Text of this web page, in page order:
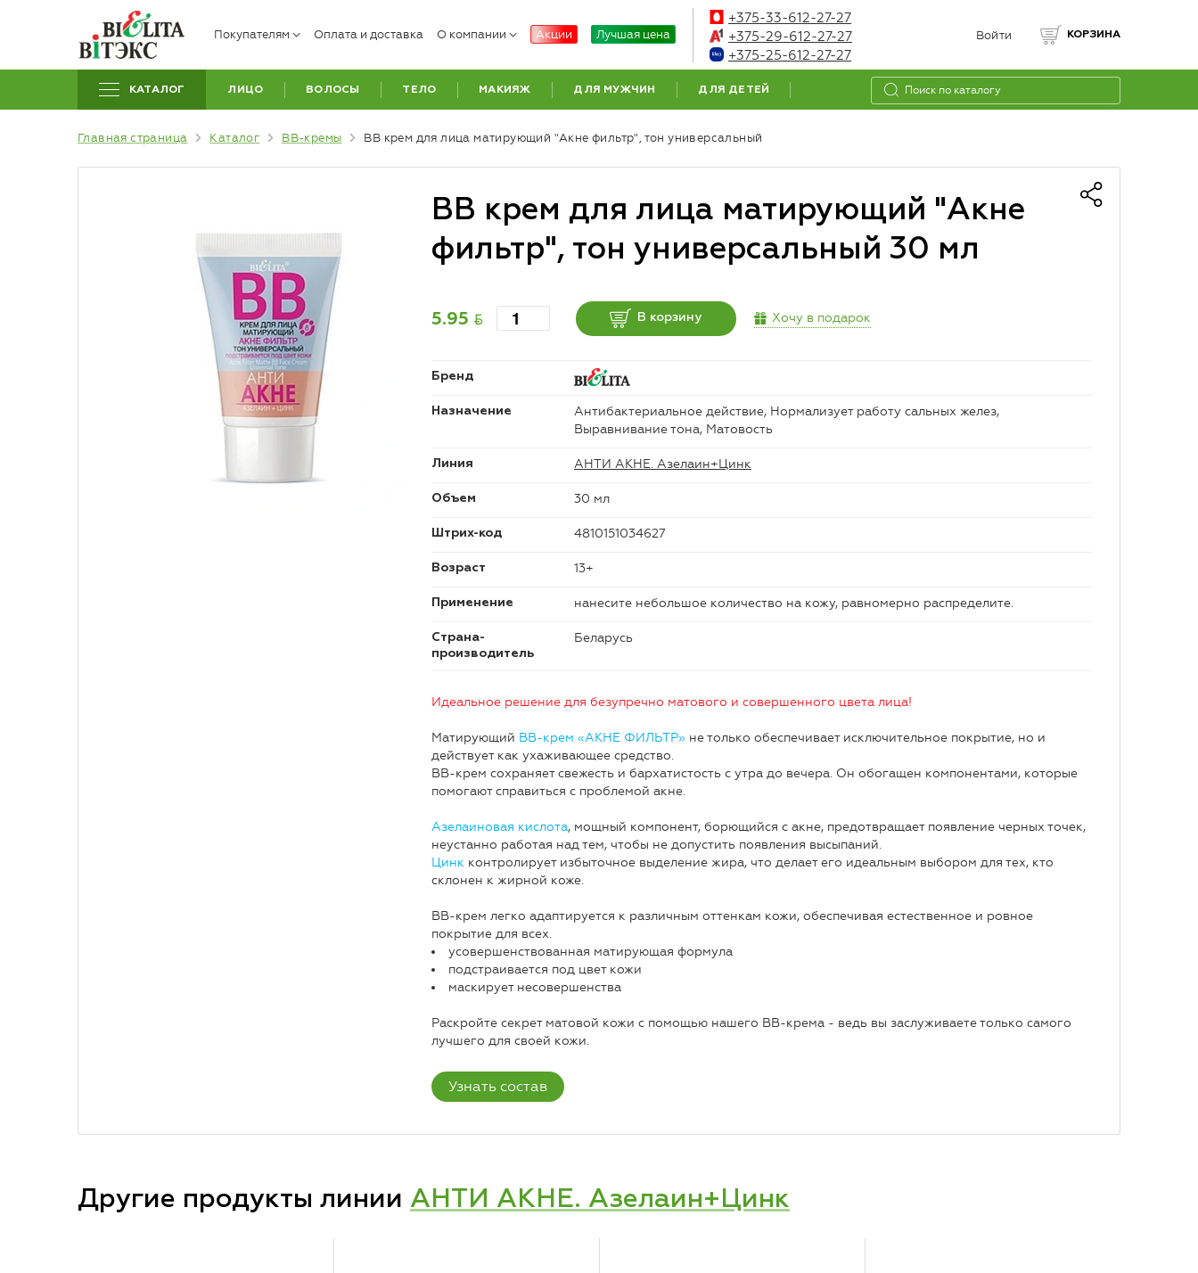
Покупателям Оплата и доставка О компании Акции Лучшая цена
+375-33-612-27-27
+375-29-612-27-27
+375-25-612-27-27
Войти КОРЗИНА
КАТАЛОГ ЛИЦО ВОЛОСЫ ТЕЛО МАКИЯЖ ДЛЯ МУЖЧИН ДЛЯ ДЕТЕЙ
Главная страница Каталог BB-кремы BB крем для лица матирующий "Акне фильтр", тон универсальный
BB крем для лица матирующий "Акне
фильтр", тон универсальный 30 мл
5.95 BYN В корзину Хочу в подарок
Бренд
Назначение
Антибактериальное действие, Нормализует работу сальных желез,
Выравнивание тона, Матовость
Линия АНТИ АКНЕ. Азелаин+Цинк
Объем 30 мл
Штрих-код 4810151034627
Возраст 13+
Применение нанесите небольшое количество на кожу, равномерно распределите.
Страна-
производитель
Беларусь
Идеальное решение для безупречно матового и совершенного цвета лица!
Матирующий ВВ-крем «АКНЕ ФИЛЬТР» не только обеспечивает исключительное покрытие, но и
действует как ухаживающее средство.
BB-крем сохраняет свежесть и бархатистость с утра до вечера. Он обогащен компонентами, которые
помогают справиться с проблемой акне.
Азелаиновая кислота, мощный компонент, борющийся с акне, предотвращает появление черных точек,
неустанно работая над тем, чтобы не допустить появления высыпаний.
Цинк контролирует избыточное выделение жира, что делает его идеальным выбором для тех, кто
склонен к жирной коже.
BB-крем легко адаптируется к различным оттенкам кожи, обеспечивая естественное и ровное
покрытие для всех.
усовершенствованная матирующая формула
подстраивается под цвет кожи
маскирует несовершенства
Раскройте секрет матовой кожи с помощью нашего BB-крема - ведь вы заслуживаете только самого
лучшего для своей кожи.
Узнать состав
Другие продукты линии АНТИ АКНЕ. Азелаин+Цинк